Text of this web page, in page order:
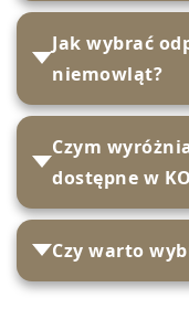
Jak wybrać
niemowląt?
Czym
dostępne w
Czy warto